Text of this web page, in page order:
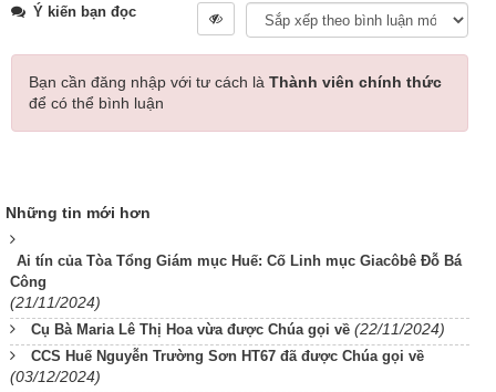
Ý kiến bạn đọc
Bạn cần đăng nhập với tư cách là Thành viên chính thức
để có thể bình luận
Những tin mới hơn
Ai tín của Tòa Tổng Giám mục Huế: Cố Linh mục Giacôbê Đỗ Bá
Công
(21/11/2024)
Cụ Bà Maria Lê Thị Hoa vừa được Chúa gọi về (22/11/2024)
CCS Huế Nguyễn Trường Sơn HT67 đã được Chúa gọi về
(03/12/2024)